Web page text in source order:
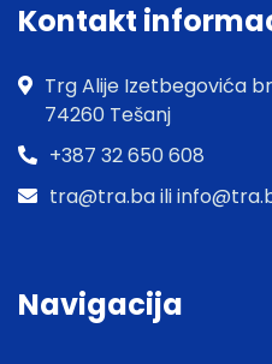
Kontakt
Trg Alije Izetbegovića br
74260 Tešanj
+387 32 650 608
tra@tra.ba ili
Navigacija